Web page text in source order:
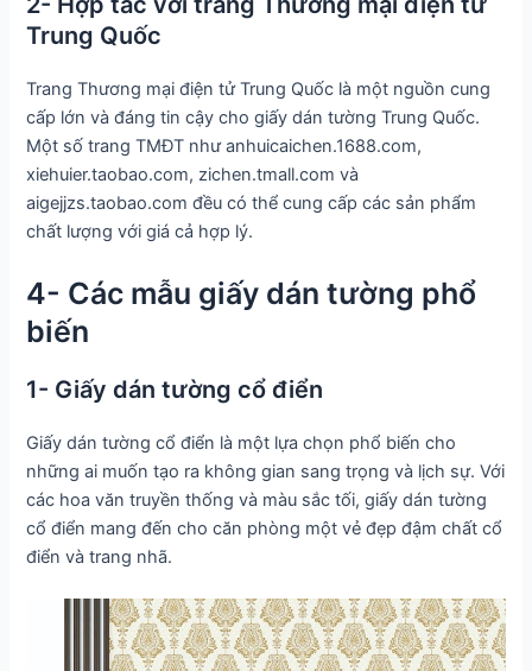
Trung Quốc
Trang Thương mại điện tử Trung Quốc là một nguồn cung
cấp lớn và đáng tin cậy cho giấy dán tường Trung Quốc.
Một số trang TMĐT như anhuicaichen.1688.com,
xiehuier.taobao.com, zichen.tmall.com và
aigejjzs.taobao.com đều có thể cung cấp các sản phẩm
chất lượng với giá cả hợp lý.
4- Các mẫu giấy dán tường phổ
biến
1- Giấy dán tường cổ điển
Giấy dán tường cổ điển là một lựa chọn phổ biến cho
những ai muốn tạo ra không gian sang trọng và lịch sự. Với
các hoa văn truyền thống và màu sắc tối, giấy dán tường
cổ điển mang đến cho căn phòng một vẻ đẹp đậm chất cổ
điển và trang nhã.